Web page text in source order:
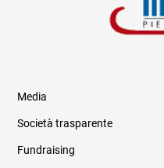
Informazioni
Media
Società trasparente
Fundraising